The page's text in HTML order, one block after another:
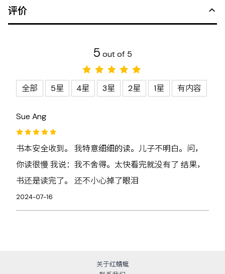
评价
5 out of 5
全部 5星 4星 3星 2星 1星 有内容
Sue Ang
书本安全收到。 我特意细细的读。儿子不明白。问，
你读很慢 我说：我不舍得。太快看完就没有了 结果，
书还是读完了。 还不小心掉了眼泪
2024-07-16
关于红蜻蜓